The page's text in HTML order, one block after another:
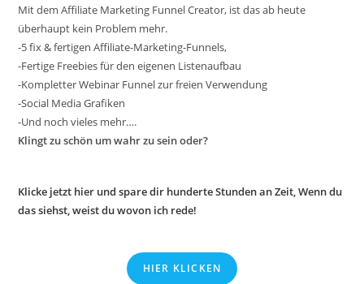
Mit dem Affiliate Marketing Funnel Creator, ist das ab heute
überhaupt kein Problem mehr.
-5 fix & fertigen Affiliate-Marketing-Funnels,
-Fertige Freebies für den eigenen Listenaufbau
-Kompletter Webinar Funnel zur freien Verwendung
-Social Media Grafiken
-Und noch vieles mehr….
Klingt zu schön um wahr zu sein oder?
Klicke jetzt hier und spare dir hunderte Stunden an Zeit, Wenn du
das siehst, weist du wovon ich rede!
HIER KLICKEN